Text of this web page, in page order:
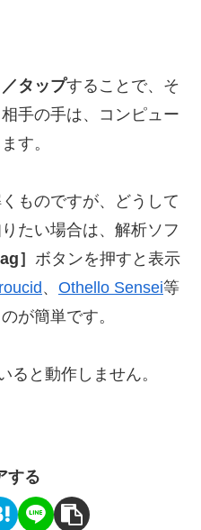
タップすることで、そ
手の手は、コンピュー
す。
ものですが、どうして
たい場合は、解析ソフ
］ ボタンを押すと表示
、 Othello Sensei等
が簡単です。
と動作しません。
する